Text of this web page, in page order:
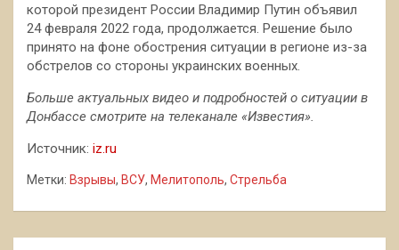
которой президент России Владимир Путин объявил
24 февраля 2022 года, продолжается. Решение было
принято на фоне обострения ситуации в регионе из-за
обстрелов со стороны украинских военных.
Больше актуальных видео и подробностей о ситуации в
Донбассе смотрите на телеканале «Известия».
Источник: iz.ru
Метки: Взрывы, ВСУ, Мелитополь, Стрельба